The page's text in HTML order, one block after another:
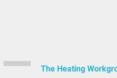
The Heating